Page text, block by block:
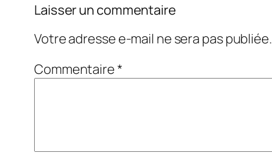
Laisser un commentaire
Votre adresse e-mail ne sera pas publiée.
Commentaire*